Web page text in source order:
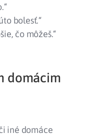
bolesť.“
čo môžeš.“
domácim
iné domáce